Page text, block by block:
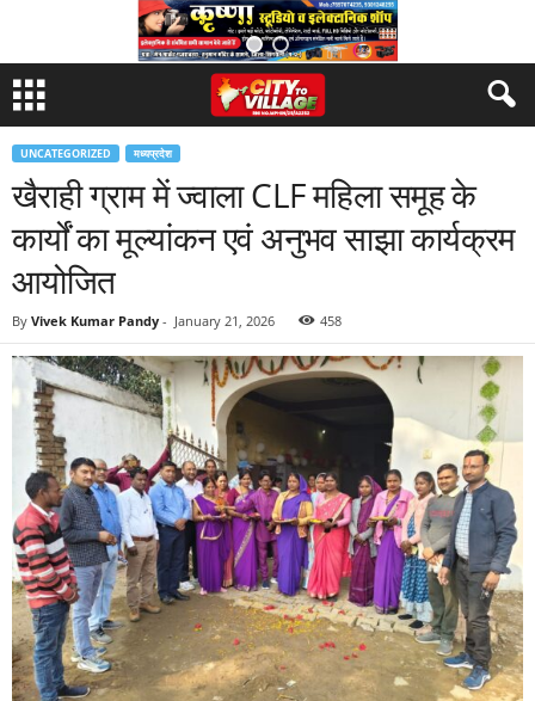
UNCATEGORIZED मध्यप्रदेश
खैराही ग्राम में ज्वाला CLF महिला समूह के
कार्यों का मूल्यांकन एवं अनुभव साझा कार्यक्रम
आयोजित
By Vivek Kumar Pandy - January 21, 2026 458